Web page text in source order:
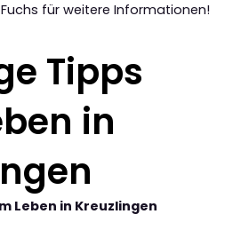
für weitere Informationen!
Tipps
in
Leben in Kreuzlingen